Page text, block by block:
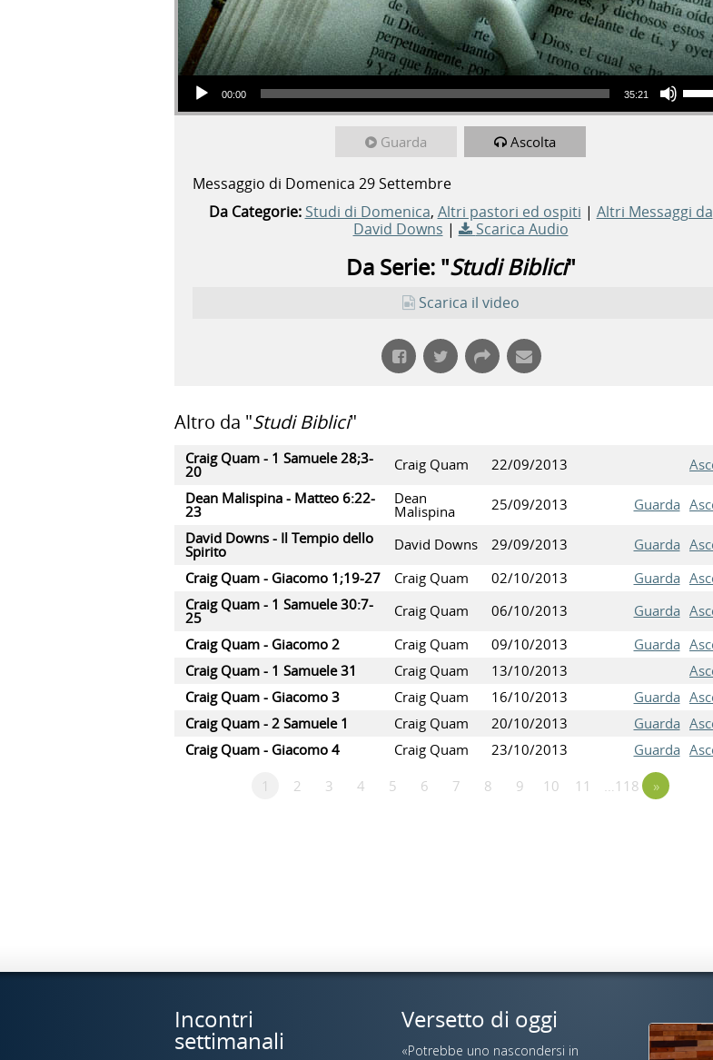
Audio Player
00:00 35:21
Usa i tasti freccia su/giù
Guarda Ascolta
Messaggio di Domenica 29 Settembre
Da Categorie: Studi di Domenica, Altri pastori ed ospiti | Altri Messaggi da
David Downs | Scarica Audio
Da Serie: "Studi Biblici"
Scarica il video
Altro da "Studi Biblici"
Craig Quam - 1 Samuele 28;3-
20 Craig Quam 22/09/2013
Dean Malispina - Matteo 6:22-
23
Dean
Malispina 25/09/2013 Guarda
David Downs - Il Tempio dello
Spirito David Downs 29/09/2013 Guarda
Craig Quam - Giacomo 1;19-27
Craig Quam 02/10/2013 Guarda
Craig Quam - 1 Samuele 30:7-
25 Craig Quam 06/10/2013 Guarda
Craig Quam - Giacomo 2
Craig Quam 09/10/2013 Guarda
Craig Quam - 1 Samuele 31
Craig Quam 13/10/2013
Craig Quam - Giacomo 3
Craig Quam 16/10/2013 Guarda
Craig Quam - 2 Samuele 1
Craig Quam 20/10/2013 Guarda
Craig Quam - Giacomo 4
Craig Quam 23/10/2013 Guarda
1
2 3 4 5 6 7 8 9 10 11 …118 »
Incontri
settimanali
Versetto di oggi
«Potrebbe uno nascondersi in